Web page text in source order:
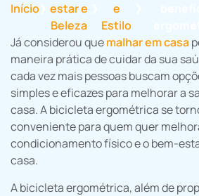
Início
estar e
Beleza
e
Estilo
Já considerou quemalhar em casa
maneira prática de cuidar da sua
cada vez mais pessoas buscam
simples e eficazes para melhorar a
casa. A bicicleta ergométrica se
conveniente para quem quer
condicionamento físico e o bem-
casa.
A bicicleta ergométrica, além de